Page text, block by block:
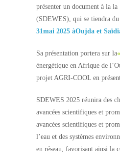
présenter un document à la
(SDEWES), qui se tiendra
31mai 2025 àOujda et
Sa présentation portera sur la
énergétique en Afrique de
projet AGRI-COOL en
SDEWES 2025 réunira des
avancées scientifiques et
avancées scientifiques et
l’eau et des systèmes
en réseau, favorisant ainsi la